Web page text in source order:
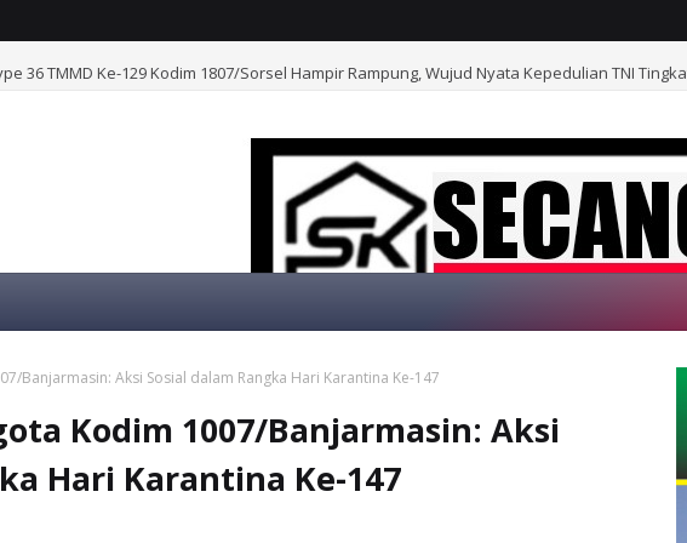
36 TMMD Ke-129 Kodim 1807/Sorsel Hampir Rampung, Wujud Nyata Kepedulian TNI
SELAMAT
Banjarmasin: Aksi Sosial dalam Rangka Hari Karantina Ke-147
Kodim 1007/Banjarmasin: Aksi
Hari Karantina Ke-147